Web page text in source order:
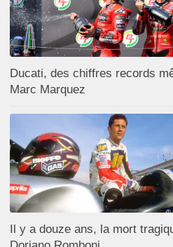
Ducati, des chiffres records
Marc Marquez
Il y a douze ans, la mort